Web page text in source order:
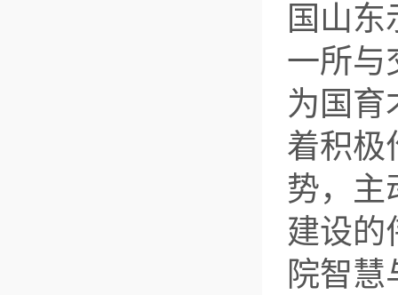
国山
一所与
为国育
着积极
势，主
建设的
院智